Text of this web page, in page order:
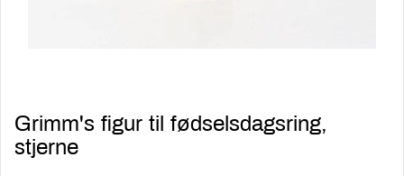
Grimm's figur til fødselsdagsring,
stjerne